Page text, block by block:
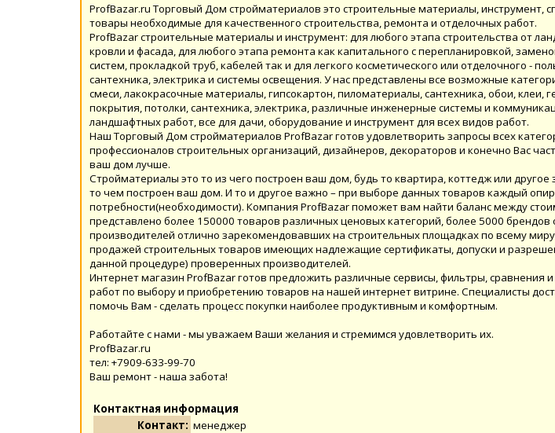
ProfBazar.ru Торговый Дом стройматериалов это строительные материалы, инструмент,
товары необходимые для качественного строительства, ремонта и отделочных работ.
ProfBazar строительные материалы и инструмент: для любого этапа строительства от
кровли и фасада, для любого этапа ремонта как капитального с перепланировкой,
систем, прокладкой труб, кабелей так и для легкого косметического или отделочного -
сантехника, электрика и системы освещения. У нас представлены все возможные
смеси, лакокрасочные материалы, гипсокартон, пиломатериалы, сантехника, обои, клеи,
покрытия, потолки, сантехника, электрика, различные инженерные системы и
ландшафтных работ, все для дачи, оборудование и инструмент для всех видов работ.
Наш Торговый Дом стройматериалов ProfBazar готов удовлетворить запросы всех
профессионалов строительных организаций, дизайнеров, декораторов и конечно Вас
ваш дом лучше.
Стройматериалы это то из чего построен ваш дом, будь то квартира, коттедж или другое
то чем построен ваш дом. И то и другое важно – при выборе данных товаров каждый
потребности(необходимости). Компания ProfBazar поможет вам найти баланс между
представлено более 150000 товаров различных ценовых категорий, более 5000
производителей отлично зарекомендовавших на строительных площадках по всему
продажей строительных товаров имеющих надлежащие сертификаты, допуски и
данной процедуре) проверенных производителей.
Интернет магазин ProfBazar готов предложить различные сервисы, фильтры, сравнения
работ по выбору и приобретению товаров на нашей интернет витрине. Специалисты
помочь Вам - сделать процесс покупки наиболее продуктивным и комфортным.
Работайте с нами - мы уважаем Ваши желания и стремимся удовлетворить их.
ProfBazar.ru
тел: +7909-633-99-70
Ваш ремонт - наша забота!
Контактная информация
Контакт: менеджер